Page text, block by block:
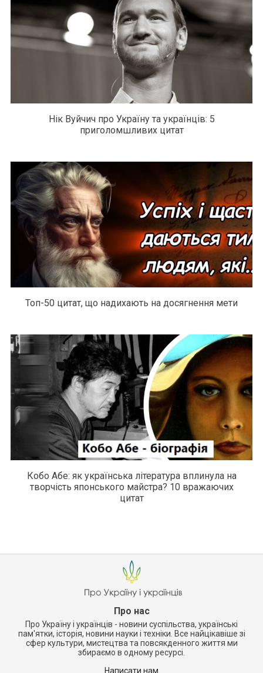
Нік Вуйчич про Україну та українців: 5
приголомшливих цитат
Топ-50 цитат, що надихають на досягнення мети
Кобо Абе: як українська література вплинула на
творчість японського майстра? 10 вражаючих
цитат
Про нас
Про Україну і українців - новини суспільства, українські
пам'ятки, історія, новини науки і техніки. Все найцікавіше зі
сфер культури, мистецтва та повсякденного життя ми
збираємо в одному ресурсі.
Написати нам